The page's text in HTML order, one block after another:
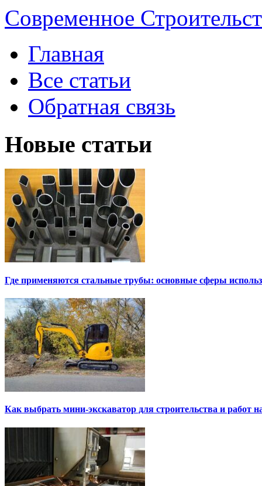
Современное
Главная
Все статьи
Обратная связь
Новые статьи
Где применяются стальные трубы: основные сферы
Как выбрать мини-экскаватор для строительства и работ